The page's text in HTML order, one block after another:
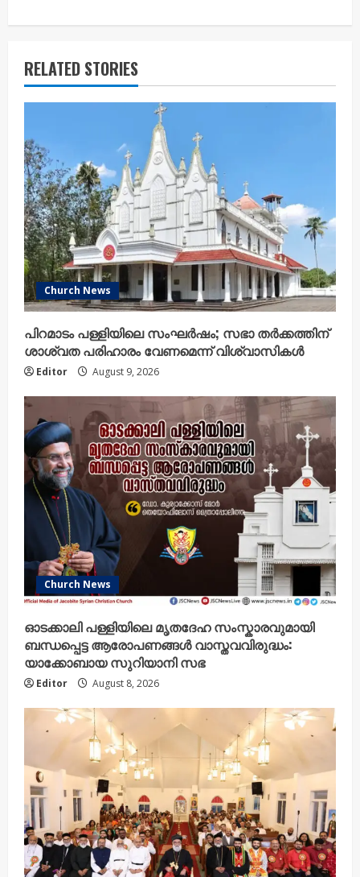
R
a
d
i
n
g
RELATED STORIES
Church News
പിറമാടം പള്ളിയിലെ സംഘർഷം; സഭാ തർക്കത്തിന്
ശാശ്വത പരിഹാരം വേണമെന്ന് വിശ്വാസികൾ
Editor August 9, 2026
Church News
ഓടക്കാലി പള്ളിയിലെ മൃതദേഹ സംസ്കാരവുമായി
ബന്ധപ്പെട്ട ആരോപണങ്ങൾ വാസ്തവവിരുദ്ധം:
യാക്കോബായ സുറിയാനി സഭ
Editor August 8, 2026